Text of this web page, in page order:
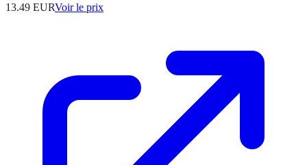
13.49 EURVoir le prix